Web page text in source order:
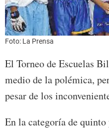
Foto: La Prensa
El Torneo de Escuelas
medio de la polémica,
pesar de los
En la categoría de